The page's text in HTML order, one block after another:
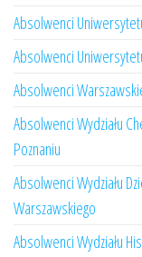
Absolwenci
Absolwenci
Absolwenci
Absolwenci Wydziału
Poznaniu
Absolwenci Wydziału
Warszawskiego
Absolwenci Wydziału